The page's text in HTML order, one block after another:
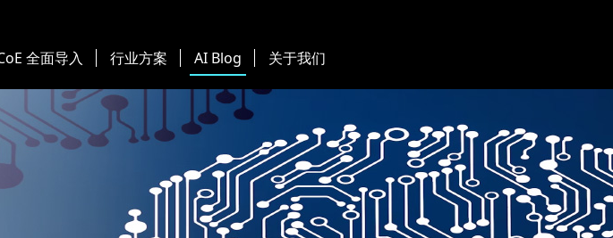
全面导入 行业方案 AI Blog 关于我们